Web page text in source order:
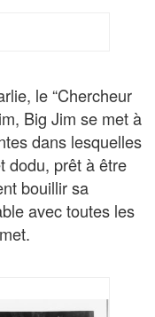
le “Chercheur
Big Jim se met à
dans lesquelles
dodu, prêt à être
bouillir sa
avec toutes les